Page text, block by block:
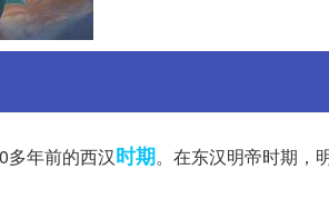
多年前的西汉时期。在东汉明帝时期，